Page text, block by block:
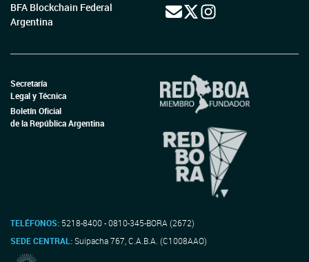
BFA Blockchain Federal
Argentina
Secretaría
Legal y Técnica
Boletín Oficial
de la República Argentina
TELÉFONOS: 5218-8400 - 0810-345-BORA (2672)
SEDE CENTRAL:Suipacha 767, C.A.B.A. (C1008AAO)